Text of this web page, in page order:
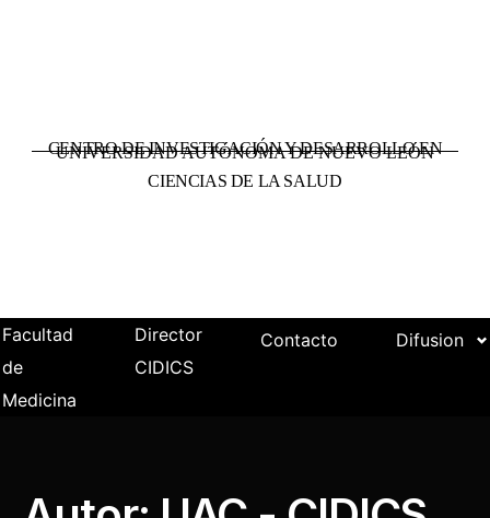
UNIVERSIDAD AUTÓNOMA DE NUEVO LEÓN
CENTRO DE INVESTIGACIÓN Y DESARROLLO EN
CIENCIAS DE LA SALUD
Facultad
de
Medicina
Director
CIDICS
Contacto Difusion